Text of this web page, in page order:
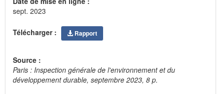
sept. 2023
Télécharger : Rapport
Source :
Paris : Inspection générale de l'environnement et du
développement durable, septembre 2023, 8 p.